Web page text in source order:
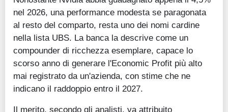
nel 2026, una performance modesta se paragonata
al resto del comparto, resta uno dei nomi cardine
nella lista UBS. La banca la descrive come un
compounder di ricchezza esemplare, capace lo
scorso anno di generare l'Economic Profit più alto
mai registrato da un'azienda, con stime che ne
indicano il raddoppio entro il 2027.
Il merito, secondo gli analisti, va attribuito